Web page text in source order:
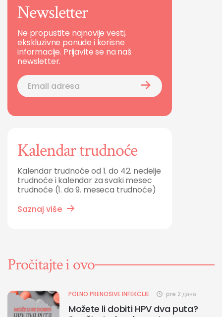
Newsletter
Ne propustite najnovije vesti,
ekskluzivne ponude i korisne
informacije. Prijavite se na naš
newsletter.
Kalendar trudnoće
Kalendar trudnoće od 1. do 42. nedelje
trudnoće i kalendar za svaki mesec
trudnoće (1. do 9. meseca trudnoće)
Saznaj više
Pročitajte i ovo
POLNO PRENOSIVE INFEKCIJE pre 2 дана
Možete li dobiti HPV dva puta?